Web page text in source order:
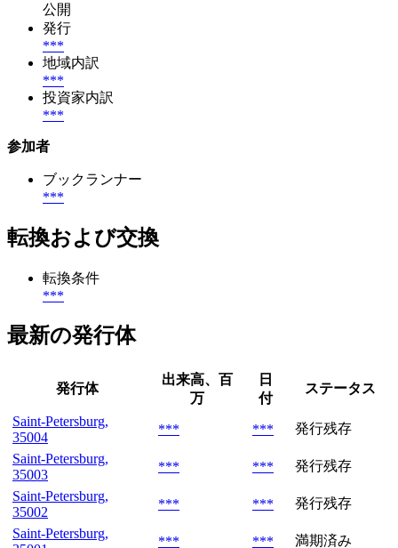
公開
発行
***
地域内訳
***
投資家内訳
***
参加者
ブックランナー
***
転換および交換
転換条件
***
最新の発行体
発行体
出来高、百
万
日
付
ステータス
Saint-Petersburg,
35004
*** ***
発行残存
Saint-Petersburg,
35003
*** ***
発行残存
Saint-Petersburg,
35002
*** ***
発行残存
Saint-Petersburg,
*** *** 満期済み